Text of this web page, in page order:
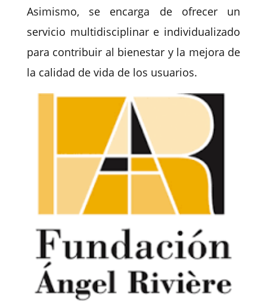
Asimismo, se encarga de ofrecer un
servicio multidisciplinar e individualizado
para contribuir al bienestar y la mejora de
la calidad de vida de los usuarios.